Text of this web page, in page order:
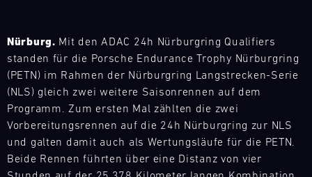
R
AUG
Mo. Di. Mi. Do. Fr. Sa. So.
Nürburg. Mit den ADAC 24h Nürburgring Qualifiers
standen für die Porsche Endurance Trophy Nürburgring
(PETN) im Rahmen der Nürburgring Langstrecken-Serie
(NLS) gleich zwei weitere Saisonrennen auf dem
Programm. Zum ersten Mal zählten die zwei
Vorbereitungsrennen auf die 24h Nürburgring zur NLS
und galten damit auch als Wertungsläufe für die PETN.
Beide Rennen führten über eine Distanz von vier